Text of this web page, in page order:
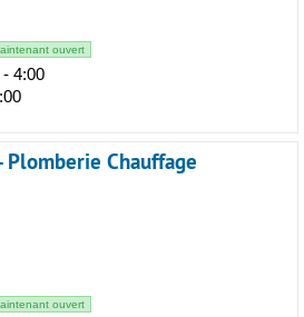
ouvert
4:00
Plomberie Chauffage
ouvert